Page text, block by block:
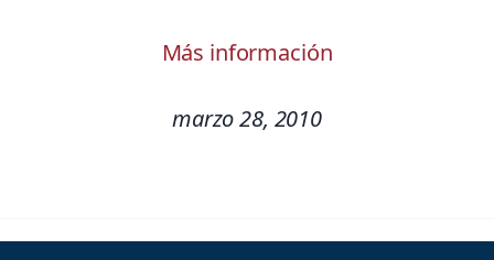
Más información
marzo 28, 2010